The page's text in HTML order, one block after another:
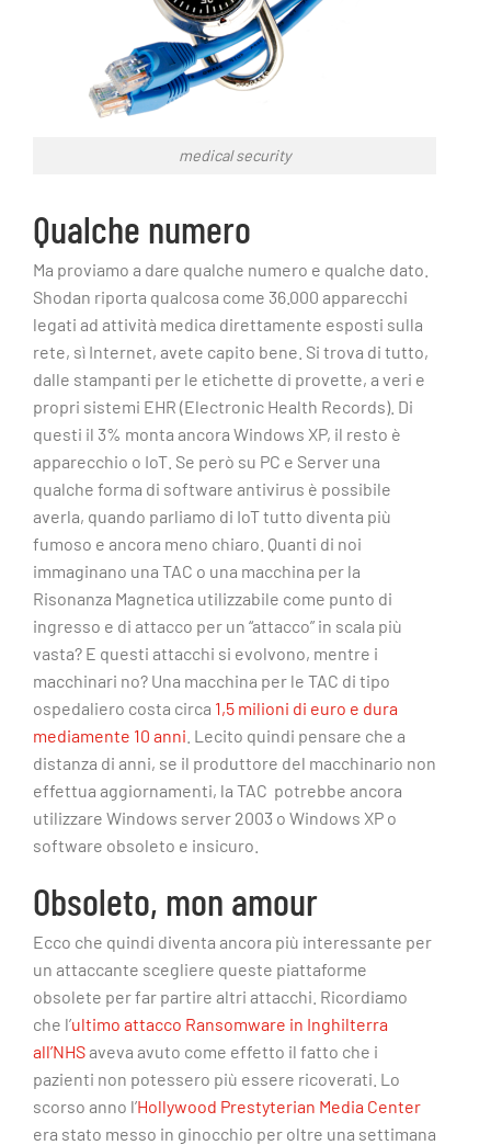
medical security
Qualche numero
Ma proviamo a dare qualche numero e qualche dato.
Shodan riporta qualcosa come 36.000 apparecchi
legati ad attività medica direttamente esposti sulla
rete, sì Internet, avete capito bene. Si trova di tutto,
dalle stampanti per le etichette di provette, a veri e
propri sistemi EHR (Electronic Health Records). Di
questi il 3% monta ancora Windows XP, il resto è
apparecchio o IoT. Se però su PC e Server una
qualche forma di software antivirus è possibile
averla, quando parliamo di IoT tutto diventa più
fumoso e ancora meno chiaro. Quanti di noi
immaginano una TAC o una macchina per la
Risonanza Magnetica utilizzabile come punto di
ingresso e di attacco per un “attacco” in scala più
vasta? E questi attacchi si evolvono, mentre i
macchinari no? Una macchina per le TAC di tipo
ospedaliero costa circa 1,5 milioni di euro e dura
mediamente 10 anni . Lecito quindi pensare che a
distanza di anni, se il produttore del macchinario non
effettua aggiornamenti, la TAC potrebbe ancora
utilizzare Windows server 2003 o Windows XP o
software obsoleto e insicuro.
Obsoleto, mon amour
Ecco che quindi diventa ancora più interessante per
un attaccante scegliere queste piattaforme
obsolete per far partire altri attacchi. Ricordiamo
che l’ultimo attacco Ransomware in Inghilterra
all’NHSaveva avuto come effetto il fatto che i
pazienti non potessero più essere ricoverati. Lo
scorso anno l’Hollywood Prestyterian Media Center
era stato messo in ginocchio per oltre una settimana